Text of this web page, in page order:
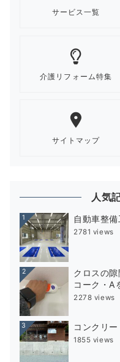
サービス一覧
介護リフォーム特集
サイトマップ
人気
1 自動車整
2781 views
2
クロスの
コーク・A
2278 views
3 コンクリ
1855 views